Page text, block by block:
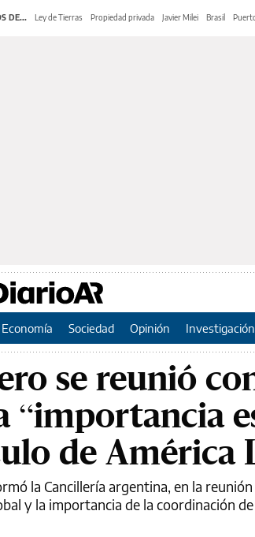
DE... Ley de Tierras Propiedad privada Javier Milei Brasil
Economía Sociedad Opinión Investigación
se reunió
“importancia
de América
la Cancillería argentina, en la
y la importancia de la coordinación